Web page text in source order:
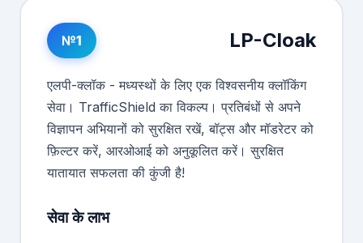
№1 LP-Cloak
एलपी-क्लॉक - मध्यस्थों के लिए एक विश्वसनीय क्लॉकिंग
सेवा। TrafficShield का विकल्प। प्रतिबंधों से अपने
विज्ञापन अभियानों को सुरक्षित रखें, बॉट्स और मॉडरेटर को
फ़िल्टर करें, आरओआई को अनुकूलित करें। सुरक्षित
यातायात सफलता की कुंजी है!
सेवा के लाभ